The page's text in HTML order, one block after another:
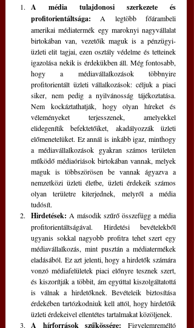
A média tulajdonosi szerkezete és
profitorientáltsága: A legtöbb főárambeli
amerikai médiatermék egy maroknyi nagyvállalat
birtokában van, vezetőik maguk is a pénzügyi-
üzleti elit tagjai, ezen osztály védelme és tetteinek
igazolása nekik is érdekükben áll. Még fontosabb,
hogy a médiavállalkozások többnyire
profitorientált üzleti vállalkozások: céljuk a piaci
siker, nem pedig a nyilvánosság tájékoztatása.
Nem kockáztathatják, hogy olyan híreket és
véleményeket terjesszenek, amelyekkel
elidegenítik befektetőiket, akadályozzák üzleti
előmenetelüket. Ez annál is inkább igaz, minthogy
a médiavállalkozások gyakran számos területen
működő médiaóriások birtokában vannak, melyek
maguk is többszörösen be vannak ágyazva a
nemzetközi üzleti életbe, üzleti érdekeik számos
olyan területre kiterjednek, melyről a média
tudósít.
Hirdetések: A második szűrő összefügg a média
profitorientáltságával. Hirdetési bevételekből
ugyanis sokkal nagyobb profitra tehet szert egy
médiavállalkozás, mint pusztán a médiatermékek
eladásából. Ez azt jelenti, hogy a hirdetők számára
vonzó médiafelületek piaci előnyre tesznek szert,
és kiszorítják a többit, ám egyúttal kiszolgáltatottá
is válnak a hirdetőknek. Bevételeik biztosítása
érdekében tartózkodniuk kell attól, hogy hirdetőik
üzleti érdekeivel ellentétes tartalmakat közöljenek.
A hírforrások szűkössége: Figyelemreméltó